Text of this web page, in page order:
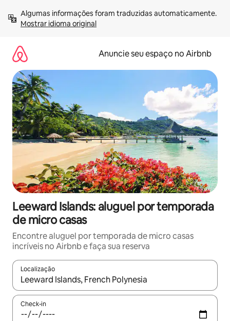
para
Mostrar idioma original
Anuncie seu espaço no Airbnb
Leeward Islands: aluguel por temporada
de micro casas
Encontre aluguel por temporada de micro casas
incríveis no Airbnb e faça sua reserva
Localização
Quando os resultados estiverem disponíveis, explore-os
Check-in